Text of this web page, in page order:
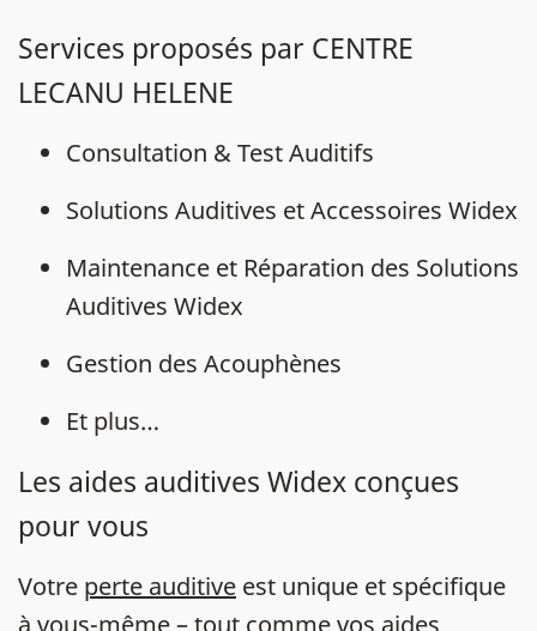
Services proposés par CENTRE
LECANU HELENE
Consultation & Test Auditifs
Solutions Auditives et Accessoires Widex
Maintenance et Réparation des Solutions
Auditives Widex
Gestion des Acouphènes
Et plus…
Les aides auditives Widex conçues
pour vous
Votre perte auditive est unique et spécifique
à vous-même – tout comme vos aides